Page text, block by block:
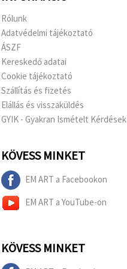
Rólunk
Adatvédelmi tájékoztató
ÁSZF
Kereskedő adatai
Cookie tájékoztató
Szállítás és fizetés
Elállás és visszaküldés
GYIK - Gyakran Ismételt Kérdések
KÖVESS MINKET
EM ART a Facebookon
EM ART a YouTube-on
KÖVESS MINKET